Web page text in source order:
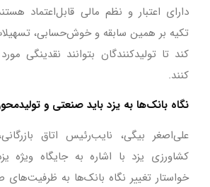
دارای اعتبار و نظم مالی قابل‌اعتماد
تکیه بر همین سابقه و خوش‌حسابی،
کند تا تولیدکنندگان بتوانند نقدینگی
کنند.
نگاه بانک‌ها به یزد باید صنعتی و
علی‌اصغر بیگی، نایب‌رئیس اتاق
کشاورزی یزد با اشاره به جایگاه ویژه
خواستار تغییر نگاه بانک‌ها به